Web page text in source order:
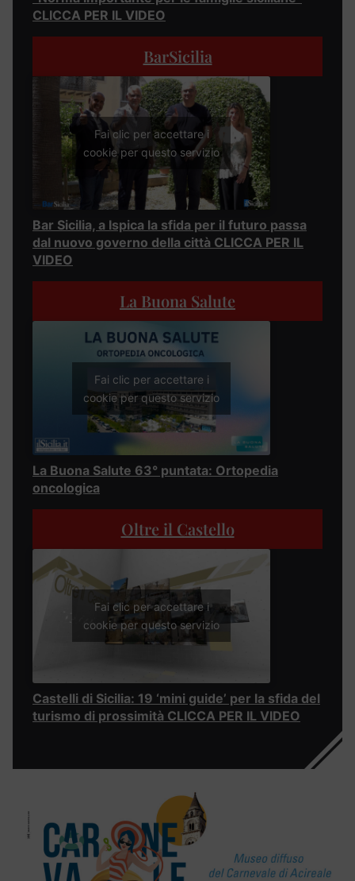
CLICCA PER IL VIDEO
BarSicilia
Fai clic per accettare i
cookie per questo servizio
Bar Sicilia, a Ispica la sfida per il futuro passa
dal nuovo governo della città CLICCA PER IL
VIDEO
La Buona Salute
Fai clic per accettare i
cookie per questo servizio
La Buona Salute 63° puntata: Ortopedia
oncologica
Oltre il Castello
Fai clic per accettare i
cookie per questo servizio
Castelli di Sicilia: 19 ‘mini guide’ per la sfida del
turismo di prossimità CLICCA PER IL VIDEO